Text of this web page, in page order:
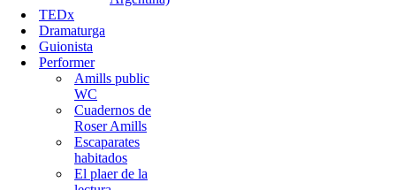
TEDx
Dramaturga
Guionista
Performer
Amills public
WC
Cuadernos de
Roser Amills
Escaparates
habitados
El plaer de la